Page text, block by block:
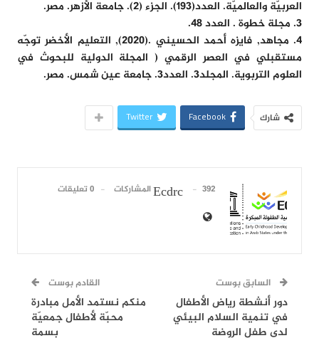
العربيّة والعالميّة. العدد(193). الجزء (2). جامعة الأزهر. مصر.
3. مجلة خطوة . العدد 48.
4. مجاهد, فايزه أحمد الحسيني .(2020), التعليم الأخضر توجّه
مستقبلي في العصر الرقمي ( المجلة الدولية للبحوث في
العلوم التربوية. المجلد3. العدد3. جامعة عين شمس. مصر.
شارك Facebook
Twitter
Ecdrc 392 المشاركات 0 تعليقات
السابق بوست
دور أنشطة رياض الأطفال
في تنمية السلام البيئي
لدى طفل الروضة
القادم بوست
منكم نستمد الأمل مبادرة
محبّة لأطفال جمعيّة
بسمة